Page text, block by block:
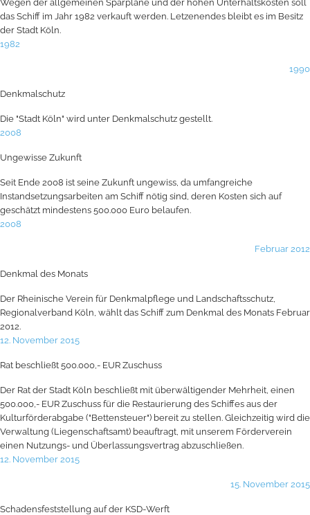
Wegen der allgemeinen Sparpläne und der hohen Unterhaltskosten soll
das Schiff im Jahr 1982 verkauft werden. Letzenendes bleibt es im Besitz
der Stadt Köln.
1982
1990
Denkmalschutz
Die "Stadt Köln" wird unter Denkmalschutz gestellt.
2008
Ungewisse Zukunft
Seit Ende 2008 ist seine Zukunft ungewiss, da umfangreiche
Instandsetzungsarbeiten am Schiff nötig sind, deren Kosten sich auf
geschätzt mindestens 500.000 Euro belaufen.
2008
Februar 2012
Denkmal des Monats
Der Rheinische Verein für Denkmalpflege und Landschaftsschutz,
Regionalverband Köln, wählt das Schiff zum Denkmal des Monats Februar
2012.
12. November 2015
Rat beschließt 500.000,- EUR Zuschuss
Der Rat der Stadt Köln beschließt mit überwältigender Mehrheit, einen
500.000,- EUR Zuschuss für die Restaurierung des Schiffes aus der
Kulturförderabgabe ("Bettensteuer") bereit zu stellen. Gleichzeitig wird die
Verwaltung (Liegenschaftsamt) beauftragt, mit unserem Förderverein
einen Nutzungs- und Überlassungsvertrag abzuschließen.
12. November 2015
15. November 2015
Schadensfeststellung auf der KSD-Werft